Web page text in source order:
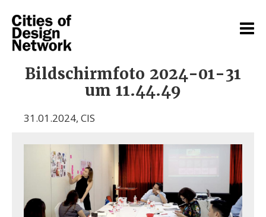
Bildschirmfoto 2024-01-31
um 11.44.49
31.01.2024, CIS